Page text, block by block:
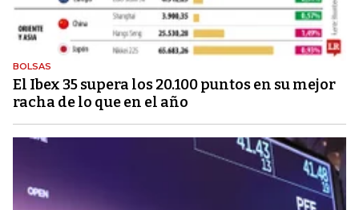
BOLSAS
El Ibex 35 supera los 20.100 puntos en su mejor
racha de lo que en el año